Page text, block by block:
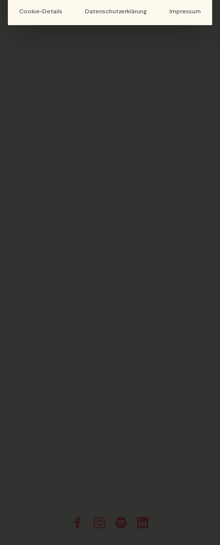
Cookie-Details Datenschutzerklärung Impressum